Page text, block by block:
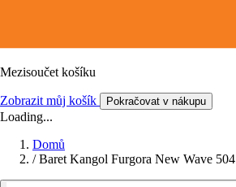
Mezisoučet košíku
Zobrazit můj košík Pokračovat v nákupu
Loading...
Domů
/ Baret Kangol Furgora New Wave 504